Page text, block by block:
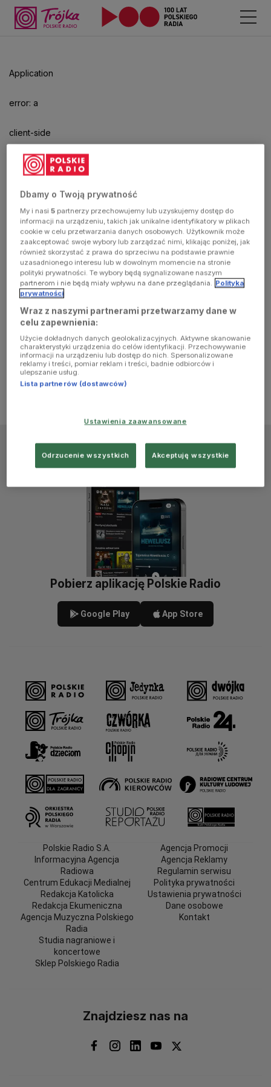
Application
error: a
client-side
exception
has
occurred
(see the
browser
console for
more
information)
aby
odtwarzać.
Pobierz aplikację Polskie Radio
Google Play App Store
Polskie Radio S.A.
Informacyjna Agencja
Radiowa
Centrum Edukacji Medialnej
Redakcja Katolicka
Redakcja Ekumeniczna
Agencja Muzyczna Polskiego
Radia
Studia nagraniowe i
koncertowe
Sklep Polskiego Radia
Agencja Promocji
Agencja Reklamy
Regulamin serwisu
Polityka prywatności
Ustawienia prywatności
Dane osobowe
Kontakt
Znajdziesz nas na
Dbamy o Twoją prywatność
My i nasi5 partnerzy przechowujemy lub uzyskujemy dostęp do
informacji na urządzeniu, takich jak unikalne identyfikatory w plikach
cookie w celu przetwarzania danych osobowych. Użytkownik może
zaakceptować swoje wybory lub zarządzać nimi, klikając poniżej, jak
również skorzystać z prawa do sprzeciwu na podstawie prawnie
uzasadnionego interesu lub w dowolnym momencie na stronie
polityki prywatności. Te wybory będą sygnalizowane naszym
partnerom i nie będą miały wpływu na dane przeglądania. Polityka
prywatności
Wraz z naszymi partnerami przetwarzamy dane w
celu zapewnienia:
Użycie dokładnych danych geolokalizacyjnych. Aktywne skanowanie
charakterystyki urządzenia do celów identyfikacji. Przechowywanie
informacji na urządzeniu lub dostęp do nich. Spersonalizowane
reklamy i treści, pomiar reklam i treści, badnie odbiorców i
ulepszanie usług.
Lista partnerów (dostawców)
Ustawienia zaawansowane
Odrzucenie wszystkich Akceptuję wszystkie